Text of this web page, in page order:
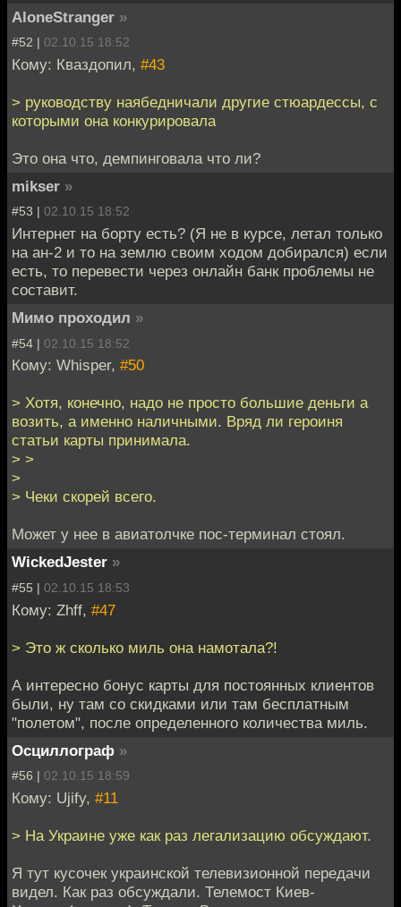
AloneStranger »
#52 | 02.10.15 18:52
Кому: Кваздопил, #43
> руководству наябедничали другие стюардессы, с
которыми она конкурировала
Это она что, демпинговала что ли?
mikser »
#53 | 02.10.15 18:52
Интернет на борту есть? (Я не в курсе, летал только
на ан-2 и то на землю своим ходом добирался) если
есть, то перевести через онлайн банк проблемы не
составит.
Мимо проходил »
#54 | 02.10.15 18:52
Кому: Whisper, #50
> Хотя, конечно, надо не просто большие деньги а
возить, а именно наличными. Вряд ли героиня
статьи карты принимала.
> >
>
> Чеки скорей всего.
Может у нее в авиатолчке пос-терминал стоял.
WickedJester »
#55 | 02.10.15 18:53
Кому: Zhff, #47
> Это ж сколько миль она намотала?!
А интересно бонус карты для постоянных клиентов
были, ну там со скидками или там бесплатным
"полетом", после определенного количества миль.
Осциллограф »
#56 | 02.10.15 18:59
Кому: Ujify, #11
> На Украине уже как раз легализацию обсуждают.
Я тут кусочек украинской телевизионной передачи
видел. Как раз обсуждали. Телемост Киев-